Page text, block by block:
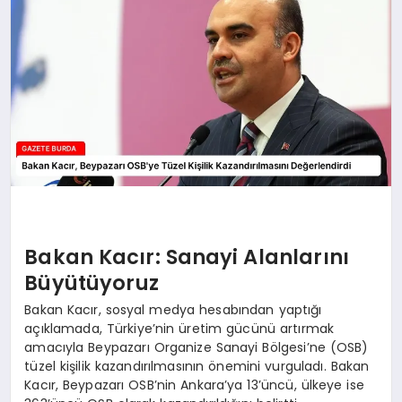
Bakan Kacır: Sanayi Alanlarını
Büyütüyoruz
Bakan Kacır, sosyal medya hesabından yaptığı
açıklamada, Türkiye’nin üretim gücünü artırmak
amacıyla Beypazarı Organize Sanayi Bölgesi’ne (OSB)
tüzel kişilik kazandırılmasının önemini vurguladı. Bakan
Kacır, Beypazarı OSB’nin Ankara’ya 13’üncü, ülkeye ise